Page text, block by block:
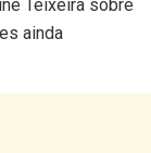
Teixeira sobre
ainda